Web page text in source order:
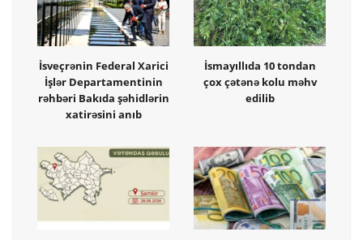
İsveçrənin Federal Xarici
İşlər Departamentinin
rəhbəri Bakıda şəhidlərin
xatirəsini anıb
İsmayıllıda 10 tondan
çox çətənə kolu məhv
edilib